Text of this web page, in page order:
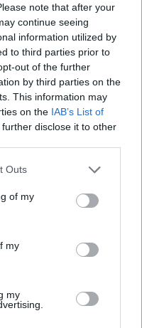
note that after your
continue seeing
information utilized by
to third parties prior to
out of the further
by third parties on the
This information may
on the IAB’s List of
disclose it to other
Outs
of my
my
my
Aktualijos
atnaujino
tyrimą dėl per
tarybos posėdį
slapta įrašinėjančio
(1)
atkurtos
Lietuvos